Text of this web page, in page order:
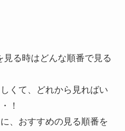
る時はどんな順番で見る
くて、どれから見ればい
！
、おすすめの見る順番を